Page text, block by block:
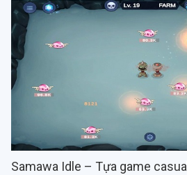
Samawa Idle – Tựa game